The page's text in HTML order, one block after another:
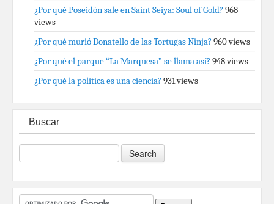
¿Por qué Poseidón sale en Saint Seiya: Soul of Gold? 968
views
¿Por qué murió Donatello de las Tortugas Ninja? 960 views
¿Por qué el parque “La Marquesa” se llama así? 948 views
¿Por qué la política es una ciencia? 931 views
Buscar